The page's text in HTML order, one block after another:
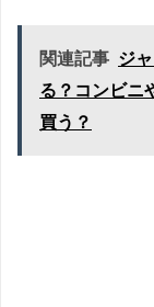
関連記事 ジ
る？コンビニ
買う？